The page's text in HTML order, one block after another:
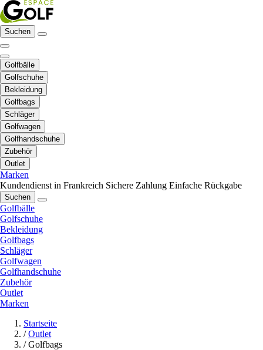
Suchen
Golfbälle
Golfschuhe
Bekleidung
Golfbags
Schläger
Golfwagen
Golfhandschuhe
Zubehör
Outlet
Marken
Kundendienst in Frankreich Sichere Zahlung Einfache Rückgabe
Suchen
Golfbälle
Golfschuhe
Bekleidung
Golfbags
Schläger
Golfwagen
Golfhandschuhe
Zubehör
Outlet
Marken
Startseite
/ Outlet
/ Golfbags